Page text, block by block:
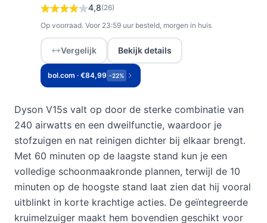
4,8(26)
Op voorraad. Voor 23:59 uur besteld, morgen in huis
Vergelijk Bekijk details
bol.com · €84,99 -22%
Dyson V15s valt op door de sterke combinatie van
240 airwatts en een dweilfunctie, waardoor je
stofzuigen en nat reinigen dichter bij elkaar brengt.
Met 60 minuten op de laagste stand kun je een
volledige schoonmaakronde plannen, terwijl de 10
minuten op de hoogste stand laat zien dat hij vooral
uitblinkt in korte krachtige acties. De geïntegreerde
kruimelzuiger maakt hem bovendien geschikt voor